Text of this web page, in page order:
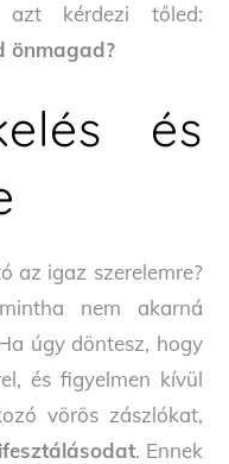
azt kérdezi tőled:
önmagad?
és
az igaz szerelemre?
nem akarná
úgy döntesz, hogy
és figyelmen kívül
vörös zászlókat,
. Ennek